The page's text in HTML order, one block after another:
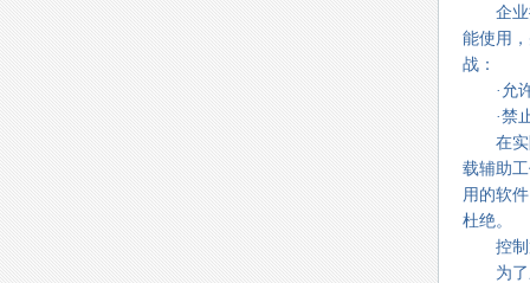
企业提
能使用
战：
·允许
·禁止
在实际
载辅助
用的软
杜绝。
控制
为了应